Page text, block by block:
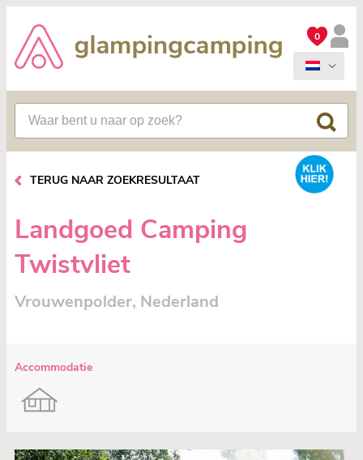
0
TERUG NAAR ZOEKRESULTAAT
Landgoed Camping
Twistvliet
Vrouwenpolder, Nederland
Accommodatie